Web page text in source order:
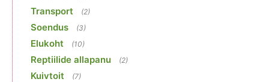
Transport (2)
Soendus (3)
Elukoht (10)
Reptiilide allapanu (2)
Kuivtoit (7)